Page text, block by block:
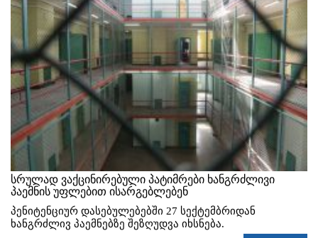
სრულად ვაქცინირებული პატიმრები ხანგრძლივი
პაემნის უფლებით ისარგებლებენ
პენიტენციურ დასებულებებში 27 სექტემბრიდან
ხანგრძლივ პაემნებზე შეზღუდვა იხსნება.